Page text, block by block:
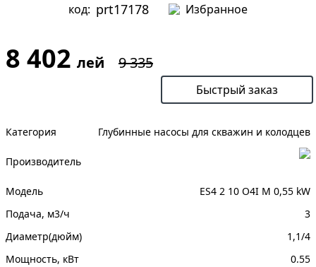
код: prt17178 Избранное
8 402 лей 9 335
Быстрый заказ
Категория Глубинные насосы для скважин и колодцев
Производитель
Модель
ES4 2 10 O4I M 0,55 kW
Подача, м3/ч
3
Диаметр(дюйм)
1,1/4
Мощность, кВт
0.55